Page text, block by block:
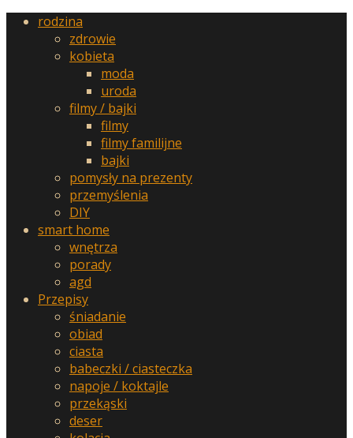
rodzina
zdrowie
kobieta
moda
uroda
filmy / bajki
filmy
filmy familijne
bajki
pomysły na prezenty
przemyślenia
DIY
smart home
wnętrza
porady
agd
Przepisy
śniadanie
obiad
ciasta
babeczki / ciasteczka
napoje / koktajle
przekąski
deser